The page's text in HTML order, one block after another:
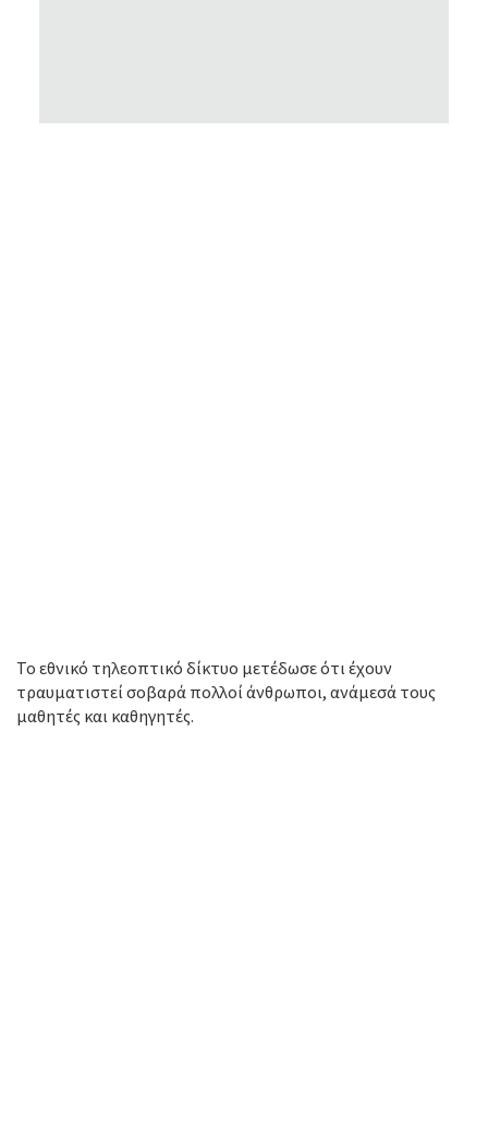
Το εθνικό τηλεοπτικό δίκτυο μετέδωσε ότι έχουν
τραυματιστεί σοβαρά πολλοί άνθρωποι, ανάμεσά τους
μαθητές και καθηγητές.